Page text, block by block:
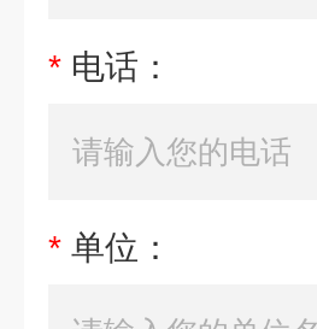
* 电话：
* 单位：